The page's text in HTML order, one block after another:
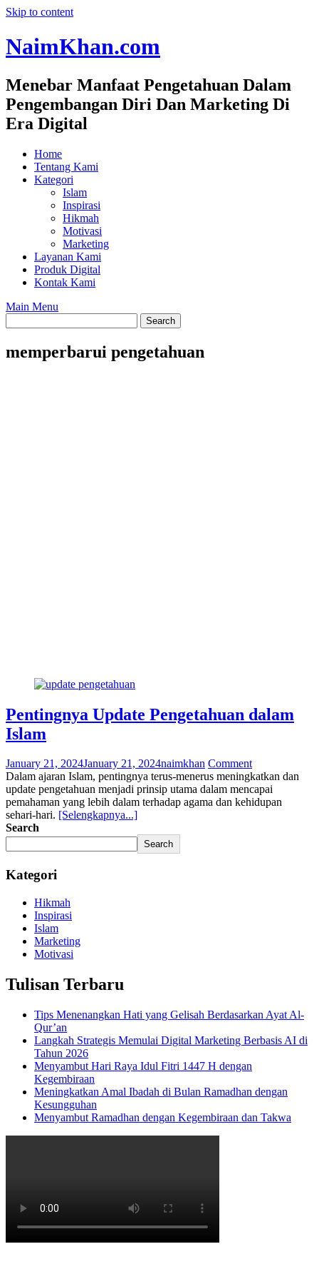
Skip to content
NaimKhan.com
Menebar Manfaat Pengetahuan Dalam
Pengembangan Diri Dan Marketing Di
Era Digital
Home
Tentang Kami
Kategori
Islam
Inspirasi
Hikmah
Motivasi
Marketing
Layanan Kami
Produk Digital
Kontak Kami
Main Menu
memperbarui pengetahuan
Pentingnya Update Pengetahuan dalam
Islam
January 21, 2024January 21, 2024naimkhan Comment
Dalam ajaran Islam, pentingnya terus-menerus meningkatkan dan
update pengetahuan menjadi prinsip utama dalam mencapai
pemahaman yang lebih dalam terhadap agama dan kehidupan
sehari-hari. [Selengkapnya...]
Search
Search
Kategori
Hikmah
Inspirasi
Islam
Marketing
Motivasi
Tulisan Terbaru
Tips Menenangkan Hati yang Gelisah Berdasarkan Ayat Al-
Qur’an
Langkah Strategis Memulai Digital Marketing Berbasis AI di
Tahun 2026
Menyambut Hari Raya Idul Fitri 1447 H dengan
Kegembiraan
Meningkatkan Amal Ibadah di Bulan Ramadhan dengan
Kesungguhan
Menyambut Ramadhan dengan Kegembiraan dan Takwa